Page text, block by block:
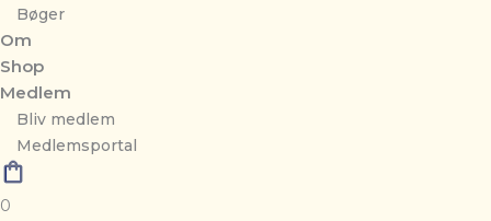
Bøger
Om
Shop
Medlem
Bliv medlem
Medlemsportal
0